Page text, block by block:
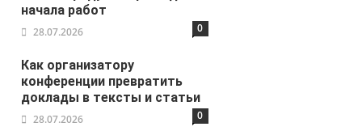
начала работ
28.07.2026 0
Как организатору
конференции превратить
доклады в тексты и статьи
28.07.2026 0